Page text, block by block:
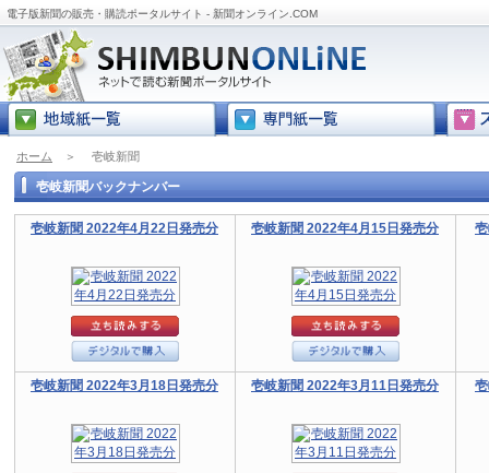
電子版新聞の販売・購読ポータルサイト - 新聞オンライン.COM
ホーム ＞ 壱岐新聞
壱岐新聞バックナンバー
壱岐新聞 2022年4月22日発売分 壱岐新聞 2022年4月15日発売分
壱岐新聞 2022年3月18日発売分 壱岐新聞 2022年3月11日発売分